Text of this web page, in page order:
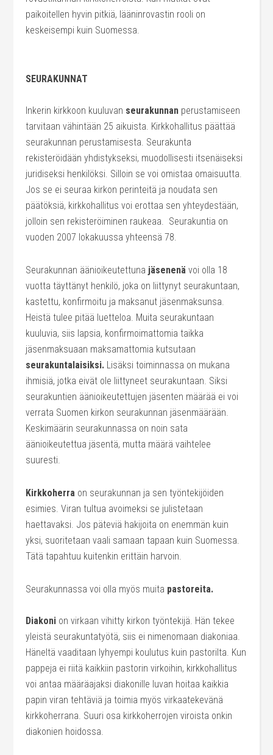
paikoitellen hyvin pitkiä, lääninrovastin rooli on
keskeisempi kuin Suomessa.
SEURAKUNNAT
Inkerin kirkkoon kuuluvan seurakunnan perustamiseen
tarvitaan vähintään 25 aikuista. Kirkkohallitus päättää
seurakunnan perustamisesta. Seurakunta
rekisteröidään yhdistykseksi, muodollisesti itsenäiseksi
juridiseksi henkilöksi. Silloin se voi omistaa omaisuutta.
Jos se ei seuraa kirkon perinteitä ja noudata sen
päätöksiä, kirkkohallitus voi erottaa sen yhteydestään,
jolloin sen rekisteröiminen raukeaa. Seurakuntia on
vuoden 2007 lokakuussa yhteensä 78.
Seurakunnan äänioikeutettuna jäsenenävoi olla 18
vuotta täyttänyt henkilö, joka on liittynyt seurakuntaan,
kastettu, konfirmoitu ja maksanut jäsenmaksunsa.
Heistä tulee pitää luetteloa. Muita seurakuntaan
kuuluvia, siis lapsia, konfirmoimattomia taikka
jäsenmaksuaan maksamattomia kutsutaan
seurakuntalaisiksi. Lisäksi toiminnassa on mukana
ihmisiä, jotka eivät ole liittyneet seurakuntaan. Siksi
seurakuntien äänioikeutettujen jäsenten määrää ei voi
verrata Suomen kirkon seurakunnan jäsenmäärään.
Keskimäärin seurakunnassa on noin sata
äänioikeutettua jäsentä, mutta määrä vaihtelee
suuresti.
Kirkkoherra on seurakunnan ja sen työntekijöiden
esimies. Viran tultua avoimeksi se julistetaan
haettavaksi. Jos päteviä hakijoita on enemmän kuin
yksi, suoritetaan vaali samaan tapaan kuin Suomessa.
Tätä tapahtuu kuitenkin erittäin harvoin.
Seurakunnassa voi olla myös muita pastoreita.
Diakoni on virkaan vihitty kirkon työntekijä. Hän tekee
yleistä seurakuntatyötä, siis ei nimenomaan diakoniaa.
Häneltä vaaditaan lyhyempi koulutus kuin pastorilta. Kun
pappeja ei riitä kaikkiin pastorin virkoihin, kirkkohallitus
voi antaa määräajaksi diakonille luvan hoitaa kaikkia
papin viran tehtäviä ja toimia myös virkaatekevänä
kirkkoherrana. Suuri osa kirkkoherrojen viroista onkin
diakonien hoidossa.